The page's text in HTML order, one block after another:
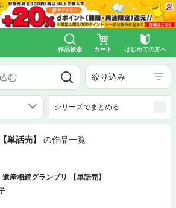
作品検索 カート はじめての方へ
絞り込み
シリーズでまとめる
単話売】 の作品一覧
遺産相続グランプリ 【単話売】